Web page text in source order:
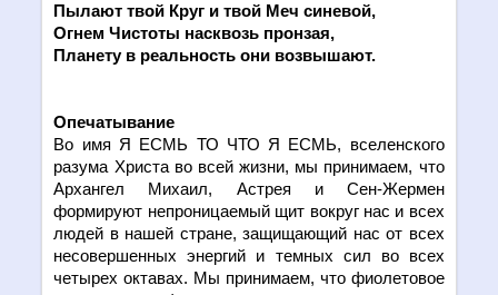
Пылают твой Круг и твой Меч синевой,
Огнем Чистоты насквозь пронзая,
Планету в реальность они возвышают.
Опечатывание
Во имя Я ЕСМЬ ТО ЧТО Я ЕСМЬ, вселенского
разума Христа во всей жизни, мы принимаем, что
Архангел Михаил, Астрея и Сен-Жермен
формируют непроницаемый щит вокруг нас и всех
людей в нашей стране, защищающий нас от всех
несовершенных энергий и темных сил во всех
четырех октавах. Мы принимаем, что фиолетовое